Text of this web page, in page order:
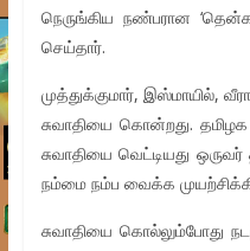
நெருங்கிய நண்பரான
செய்தார்.
முத்துக்குமார், இஸ்மாயில்,
சுவாதியை கொன்றது. தமிழக
சுவாதியை வெட்டியது
நம்மை நம்ப வைக்க
சுவாதியை